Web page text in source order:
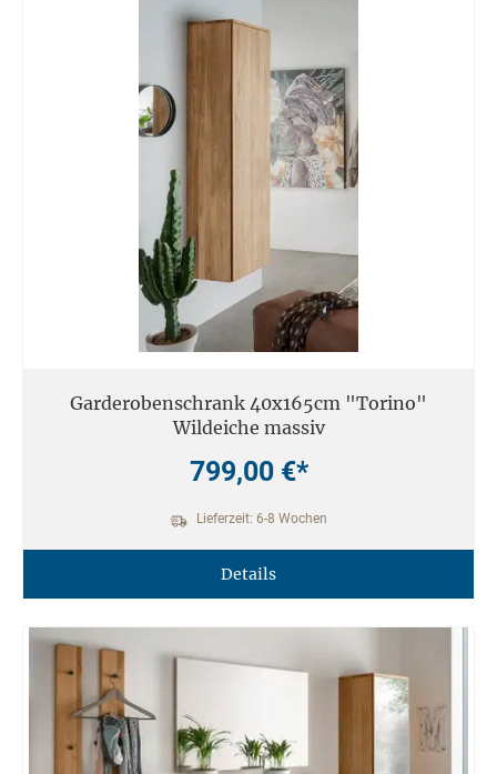
Garderobenschrank 40x165cm "Torino"
Wildeiche massiv
799,00 €*
Lieferzeit: 6-8 Wochen
Details